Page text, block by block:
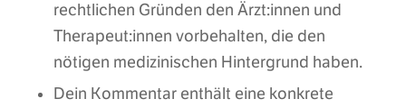
rechtlichen Gründen den Ärzt:innen und
Therapeut:innen vorbehalten, die den
nötigen medizinischen Hintergrund haben.
Dein Kommentar enthält eine konkrete